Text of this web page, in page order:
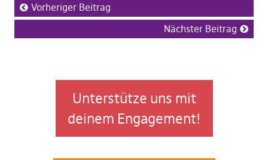
Vorheriger Beitrag
Nächster Beitrag
Unterstütze uns mit
deinem Engagement!